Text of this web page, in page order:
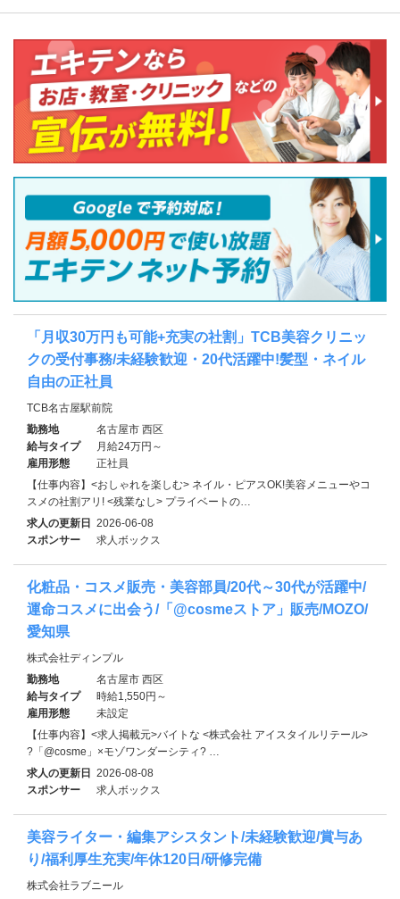
「月収30万円も可能+充実の社割」TCB美容クリニッ
クの受付事務/未経験歓迎・20代活躍中!髪型・ネイル
自由の正社員
TCB名古屋駅前院
勤務地
名古屋市 西区
給与タイプ
月給24万円～
雇用形態
正社員
【仕事内容】<おしゃれを楽しむ> ネイル・ピアスOK!美容メニューやコ
スメの社割アリ! <残業なし> プライベートの…
求人の更新日 2026-06-08
スポンサー
求人ボックス
化粧品・コスメ販売・美容部員/20代～30代が活躍中/
運命コスメに出会う/「@cosmeストア」販売/MOZO/
愛知県
株式会社ディンプル
勤務地
名古屋市 西区
給与タイプ
時給1,550円～
雇用形態
未設定
【仕事内容】<求人掲載元>バイトな <株式会社 アイスタイルリテール>
?「@cosme」×モゾワンダーシティ? …
求人の更新日 2026-08-08
スポンサー
求人ボックス
美容ライター・編集アシスタント/未経験歓迎/賞与あ
り/福利厚生充実/年休120日/研修完備
株式会社ラブニール